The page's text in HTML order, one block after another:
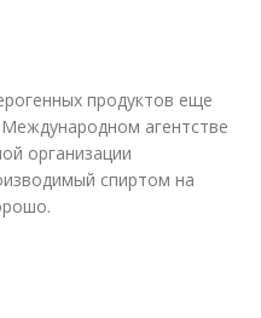
продуктов еще
агентстве
организации
спиртом на